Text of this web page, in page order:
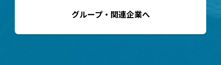
グループ・関連企業へ